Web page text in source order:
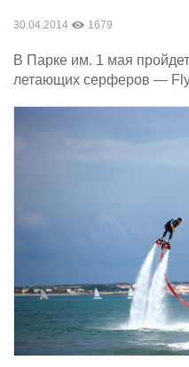
30.04.2014 1679
В Парке им. 1 мая
летающих серферов —